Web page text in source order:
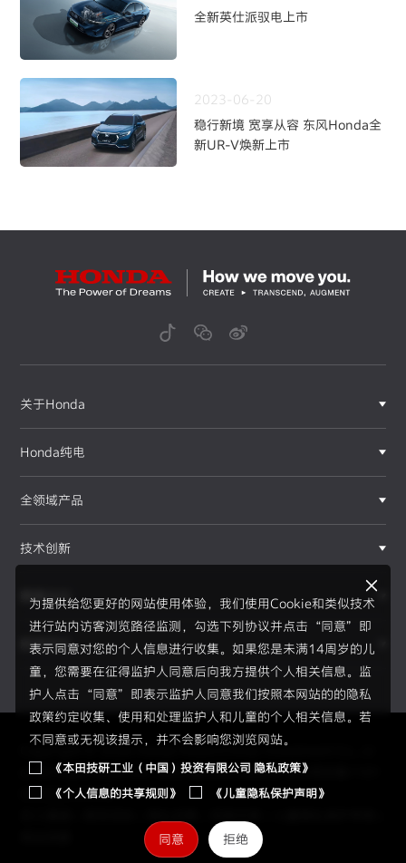
全新英仕派驭电上市
2023-06-20
稳行新境 宽享从容 东风Honda全
新UR-V焕新上市
为提供给您更好的网站使用体验，我们使用Cookie和类似技术
进行站内访客浏览路径监测，勾选下列协议并点击“同意”即
表示同意对您的个人信息进行收集。如果您是未满14周岁的儿
童，您需要在征得监护人同意后向我方提供个人相关信息。监
护人点击“同意”即表示监护人同意我们按照本网站的的隐私
政策约定收集、使用和处理监护人和儿童的个人相关信息。若
不同意或无视该提示，并不会影响您浏览网站。
《本田技研工业（中国）投资有限公司 隐私政策》
《个人信息的共享规则》
《儿童隐私保护声明》
同意 拒绝
关于Honda
Honda纯电
全领域产品
技术创新
赛事运动
新闻资讯
Copyright © 2026 Honda Motor(China) Investment Co., Lt
d. All Right Reserved.京ICP备05023886号 京公网安备1101
0502034595号
F1®赛事
2026赛季、新规则、新伙伴、全新H标识